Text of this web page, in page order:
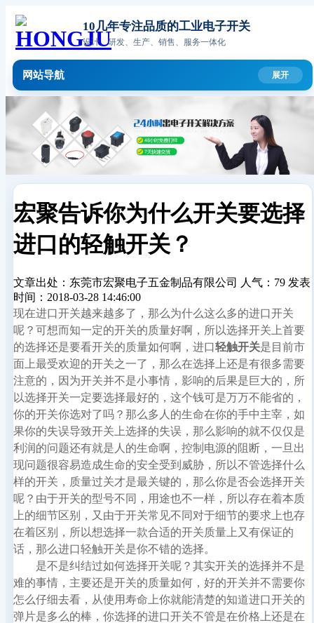
10几年专注品质的工业电子开关
设计、研发、生产、销售、服务一体化
网站导航
宏聚告诉你为什么开关要选择
进口的轻触开关？
文章出处：东莞市宏聚电子五金制品有限公司 人气：79 发表
时间：2018-03-28 14:46:00
现在进口开关越来越多了，那么为什么这么多的进口开关
呢？可想而知一定的开关的质量好啊，所以选择开关上首要
的选择还是要看开关的质量如何啊，进口轻触开关是目前市
面上最受欢迎的开关之一了，那么在选择上还是有很多需要
注意的，因为开关并不是小事情，影响的后果是巨大的，所
以选择开关一定要选择最好的，这个钱可是万万不能省的，
你的开关你选对了吗？那么多人的生命在你的手中主宰，如
果你的失误导致开关上选择的失误，那么影响的就不仅仅是
利润的问题还有就是人的生命啊，控制电源的阻断，一旦出
现问题很容易造成生命的安全受到威胁，所以不管选择什么
样的开关，质量过关才是最关键的，那么你是否会选择开关
呢？由于开关的型号不同，用途也不一样，所以存在着本质
上的细节区别，又由于开关常见不同对于细节的要求上也存
在着区别，所以想选择一款合适的开关质量上又有保证的
话，那么进口轻触开关是你不错的选择。
是不是纠结过如何选择开关呢？其实开关的选择并不是
难的事情，主要还是开关的质量如何，好的开关并不需要你
怎么仔细去看，从使用寿命上你就能清楚的知道进口开关的
弹片是多么的棒，你选择的进口开关不管是在价格上还是在